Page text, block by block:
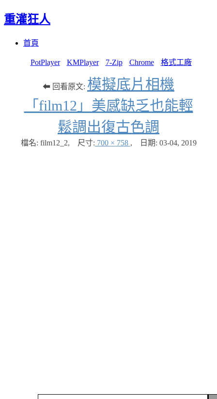
重灌狂人
首頁
PotPlayer KMPlayer 7-Zip Chrome 格式工廠
⬅ 回看原文: 模擬底片相機
「film12」美感缺乏也能輕
鬆調出復古色調
檔名: film12_2, 尺寸: 700 × 758 , 日期: 03-04, 2019